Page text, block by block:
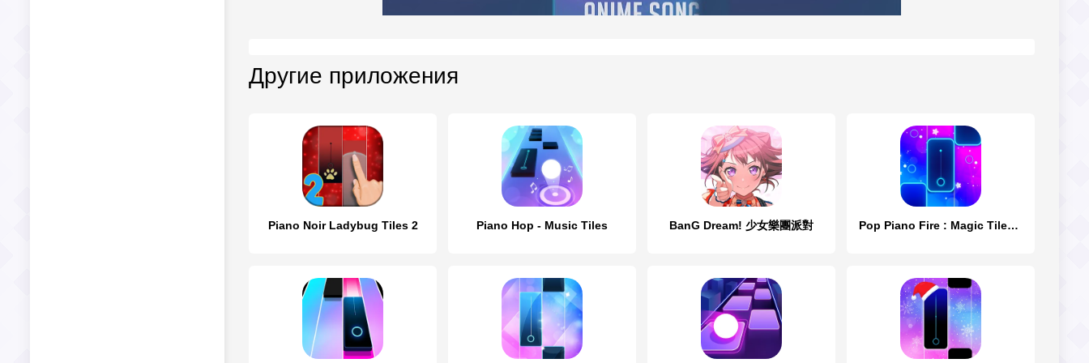
Другие приложения
Piano Noir Ladybug Tiles 2 Piano Hop - Music Tiles BanG Dream! 少女樂團派對 Pop Piano Fire : Magic Tiles 2